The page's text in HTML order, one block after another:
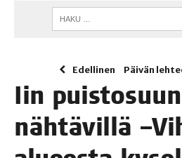
Edellinen Päivän
Iin
näh­tä­vil­lä